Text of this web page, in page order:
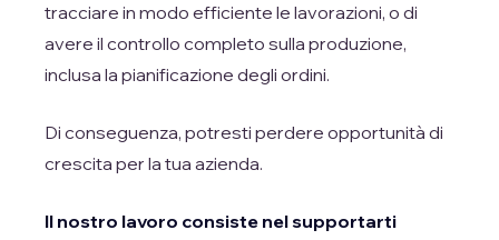
tracciare in modo efficiente le lavorazioni, o di
avere il controllo completo sulla produzione,
inclusa la pianificazione degli ordini.
Di conseguenza, potresti perdere opportunità di
crescita per la tua azienda.
Il nostro lavoro consiste nel supportarti